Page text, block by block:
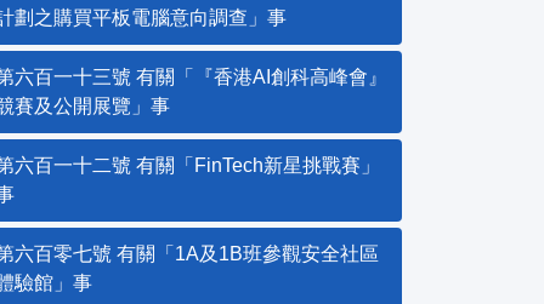
劃之購買平板電腦意向調查」事
六百一十三號 有關「『香港AI創科高峰會』
賽及公開展覽」事
六百一十二號 有關「FinTech新星挑戰賽」
六百零七號 有關「1A及1B班參觀安全社區
驗館」事